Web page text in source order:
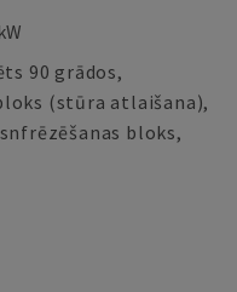
90 grādos,
(stūra atlaišana),
bloks,